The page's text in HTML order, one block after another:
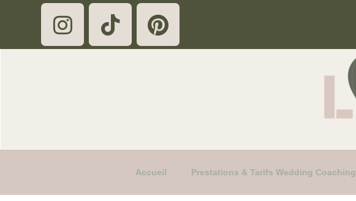
Accueil Prestations & Tarifs Wedding Coaching